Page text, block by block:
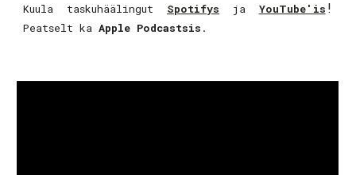
Kuula taskuhäälingut Spotifys ja YouTube'is !
Peatselt kaApple Podcastsis .